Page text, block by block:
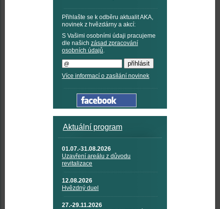
Přihlašte se k odběru aktualit AKA,
novinek z hvězdárny a akcí:
S Vašimi osobními údaji pracujeme
dle našich zásad zpracování
osobních údajů
Více informací o zasílání novinek
Aktuální program
01.07.-31.08.2026
Uzavření areálu z důvodu
revitalizace
12.08.2026
Hvězdný duel
27.-29.11.2026